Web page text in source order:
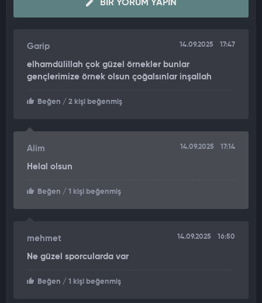
BIR YORUM YAPIN
Garip 14.09.2025 17:47
elhamdülillah çok güzel örnekler bunlar
gençlerimize örnek olsun çoğalsınlar inşallah
Beğen / 2 kişi beğenmiş
Alim 14.09.2025 17:14
Helal olsun
Beğen / 1 kişi beğenmiş
mehmet 14.09.2025 16:50
Ne güzel sporcularda var
Beğen / 1 kişi beğenmiş